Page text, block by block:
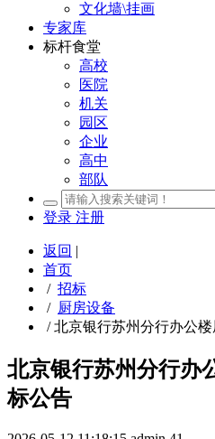
文化墙\挂画
专家库
标杆食堂
高校
医院
机关
园区
企业
高中
部队
登录 注册
返回 |
首页
/ 招标
/ 厨房设备
/北京银行苏州分行办公
北京银行苏州分行办
标公告